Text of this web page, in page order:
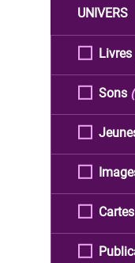
UNIVERS
Livres
Sons
Cartes